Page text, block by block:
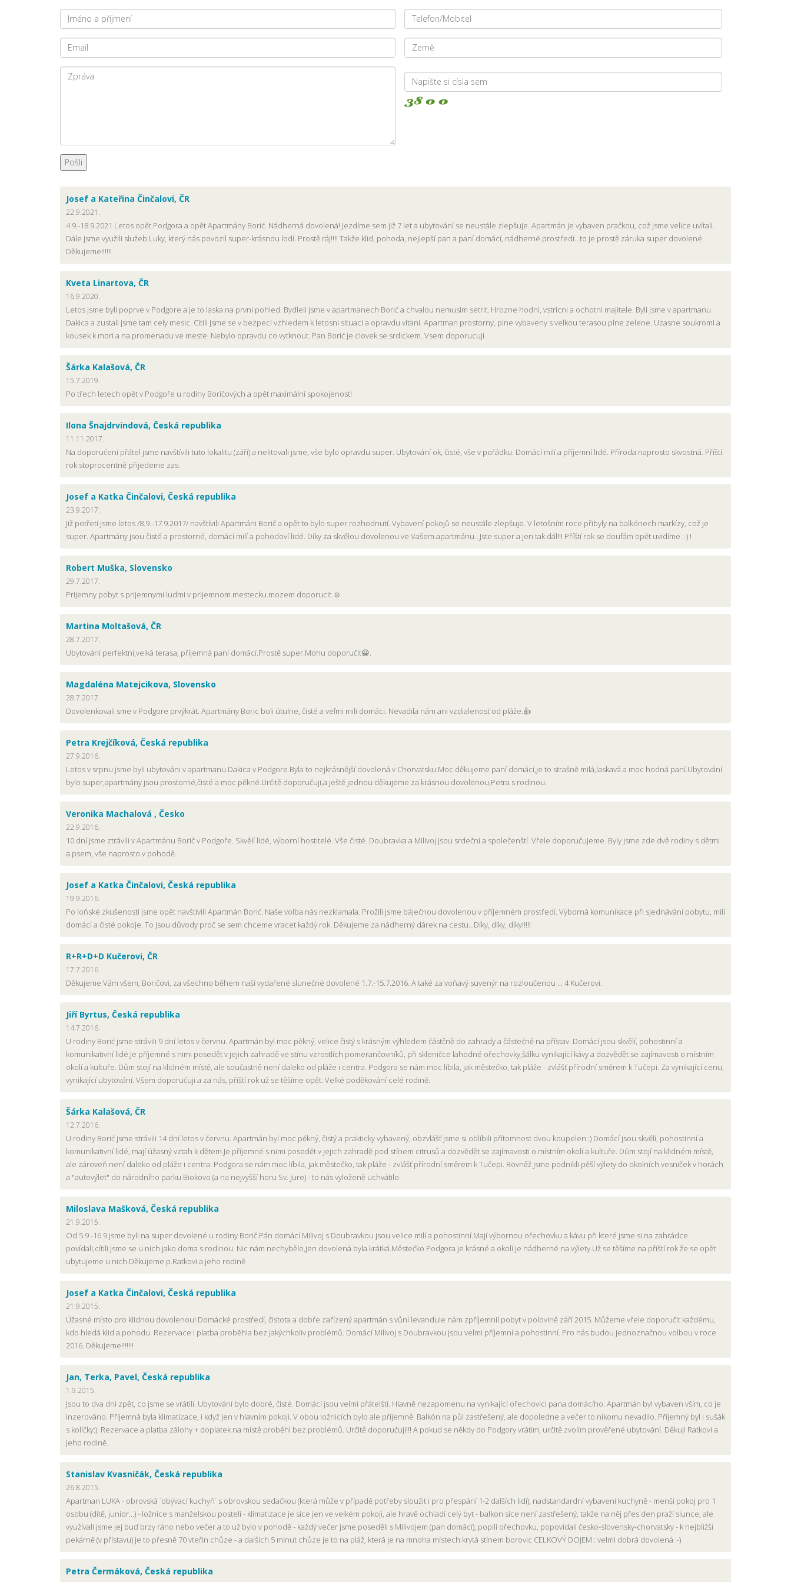
Pošli
Josef a Kateřina Činčalovi, ČR
22.9.2021.
4.9.-18.9.2021 Letos opět Podgora a opět Apartmány Borić. Nádherná dovolená! Jezdíme sem již 7 let a ubytování se neustále zlepšuje. Apartmán je vybaven pračkou, což jsme velice uvítali.
Dále jsme využili služeb Luky, který nás povozil super-krásnou lodí. Prostě ráj!!!! Takže klid, pohoda, nejlepší pan a paní domácí, nádherné prostředí...to je prostě záruka super dovolené.
Děkujeme!!!!!!
Kveta Linartova, ČR
16.9.2020.
Letos jsme byli poprve v Podgore a je to laska na prvni pohled. Bydleli jsme v apartmanech Borić a chvalou nemusim setrit. Hrozne hodni, vstricni a ochotni majitele. Byli jsme v apartmanu
Dakica a zustali jsme tam cely mesic. Citili jsme se v bezpeci vzhledem k letosni situaci a opravdu vitani. Apartman prostorny, plne vybaveny s velkou terasou plne zelene. Uzasne soukromi a
kousek k mori a na promenadu ve meste. Nebylo opravdu co vytknout. Pan Borić je clovek se srdickem. Vsem doporucuji
Šárka Kalašová, ČR
15.7.2019.
Po třech letech opět v Podgoře u rodiny Boričových a opět maximální spokojenost!
Ilona Šnajdrvindová, Česká republika
11.11.2017.
Na doporučení přátel jsme navštívili tuto lokalitu (září) a nelitovali jsme, vše bylo opravdu super. Ubytování ok, čisté, vše v pořádku. Domácí milí a příjemní lidé. Příroda naprosto skvostná. Příští
rok stoprocentně přijedeme zas.
Josef a Katka Činčalovi, Česká republika
23.9.2017.
Již potřetí jsme letos /8.9.-17.9.2017/ navštívili Apartmáni Borič a opět to bylo super rozhodnutí. Vybavení pokojů se neustále zlepšuje. V letošním roce přibyly na balkónech markízy, což je
super. Apartmány jsou čisté a prostorné, domácí milí a pohodoví lidé. Díky za skvělou dovolenou ve Vašem apartmánu...Jste super a jen tak dál!!! Příští rok se doufám opět uvidíme :-) !
Robert Muška, Slovensko
29.7.2017.
Prijemny pobyt s prijemnymi ludmi v prijemnom mestecku.mozem doporucit.☺
Martina Moltašová, ČR
28.7.2017.
Ubytování perfektní,velká terasa, příjemná paní domácí.Prostě super.Mohu doporučit😀.
Magdaléna Matejcikova, Slovensko
28.7.2017.
Dovolenkovali sme v Podgore prvýkrát. Apartmány Boric boli útulne, čisté a veľmi mili domáci. Nevadila nám ani vzdialenosť od pláže.👍
Petra Krejčíková, Česká republika
27.9.2016.
Letos v srpnu jsme byli ubytováni v apartmanu Dakica v Podgore.Byla to nejkrásnější dovolená v Chorvatsku.Moc děkujeme paní domácí,je to strašně milá,laskavá a moc hodná paní.Ubytování
bylo super,apartmány jsou prostorné,čisté a moc pěkné.Určitě doporučuji,a ještě jednou děkujeme za krásnou dovolenou,Petra s rodinou.
Veronika Machalová , Česko
22.9.2016.
10 dní jsme ztrávili v Apartmánu Borič v Podgoře. Skvělí lidé, výborní hostitelé. Vše čisté. Doubravka a Milivoj jsou srdeční a společenští. Vřele doporučujeme. Byly jsme zde dvě rodiny s dětmi
a psem, vše naprosto v pohodě.
Josef a Katka Činčalovi, Česká republika
19.9.2016.
Po loňské zkušenosti jsme opět navštívili Apartmán Borić. Naše volba nás nezklamala. Prožili jsme báječnou dovolenou v příjemném prostředí. Výborná komunikace při sjednávání pobytu, milí
domácí a čisté pokoje. To jsou důvody proč se sem chceme vracet každý rok. Děkujeme za nádherný dárek na cestu...Díky, díky, díky!!!!!
R+R+D+D Kučerovi, ČR
17.7.2016.
Děkujeme Vám všem, Boričovi, za všechno během naší vydařené slunečné dovolené 1.7.-15.7.2016. A také za voňavý suvenýr na rozloučenou ... 4 Kučerovi.
Jiří Byrtus, Česká republika
14.7.2016.
U rodiny Borić jsme strávili 9 dní letos v červnu. Apartmán byl moc pěkný, velice čistý s krásným výhledem částčně do zahrady a částečně na přístav. Domácí jsou skvělí, pohostinní a
komunikativní lidé.Je příjemné s nimi posedět v jejich zahradě ve stínu vzrostlích pomerančovníků, při skleničce lahodné ořechovky,šálku vynikající kávy a dozvědět se zajímavosti o místním
okolí a kultuře. Dům stojí na klidném místě, ale součastně není daleko od pláže i centra. Podgora se nám moc líbila, jak městečko, tak pláže - zvlášť přírodní směrem k Tučepi. Za vynikající cenu,
vynikající ubytování. Všem doporučuji a za nás, příští rok už se těšíme opět. Velké poděkování celé rodině.
Šárka Kalašová, ČR
12.7.2016.
U rodiny Borić jsme strávili 14 dní letos v červnu. Apartmán byl moc pěkný, čistý a prakticky vybavený, obzvlášť jsme si oblíbili přítomnost dvou koupelen :) Domácí jsou skvělí, pohostinní a
komunikativní lidé, mají úžasný vztah k dětem.Je příjemné s nimi posedět v jejich zahradě pod stínem citrusů a dozvědět se zajímavosti o místním okolí a kultuře. Dům stojí na klidném místě,
ale zároveň není daleko od pláže i centra. Podgora se nám moc líbila, jak městečko, tak pláže - zvlášť přírodní směrem k Tučepi. Rovněž jsme podnikli pěší výlety do okolních vesniček v horách
a "autovýlet" do národního parku Biokovo (a na nejvyšší horu Sv. Jure) - to nás vyloženě uchvátilo.
Miloslava Mašková, Česká republika
21.9.2015.
Od 5.9 -16.9 jsme byli na super dovolené u rodiny Borič.Pán domácí Milivoj s Doubravkou jsou velice milí a pohostinní.Mají výbornou ořechovku a kávu při které jsme si na zahrádce
povídali,cítili jsme se u nich jako doma s rodinou. Nic nám nechybělo,jen dovolená byla krátká.Městečko Podgora je krásné a okolí je nádherné na výlety.Už se těšíme na příští rok že se opět
ubytujeme u nich.Děkujeme p.Ratkovi a jeho rodině
Josef a Katka Činčalovi, Česká republika
21.9.2015.
Úžasné místo pro klidnou dovolenou! Domácké prostředí, čistota a dobře zařízený apartmán s vůní levandule nám zpříjemnil pobyt v polovině září 2015. Můžeme vřele doporučit každému,
kdo hledá klid a pohodu. Rezervace i platba proběhla bez jakýchkoliv problémů. Domácí Milivoj s Doubravkou jsou velmi příjemní a pohostinní. Pro nás budou jednoznačnou volbou v roce
2016. Děkujeme!!!!!!!
Jan, Terka, Pavel, Česká republika
1.9.2015.
Jsou to dva dni zpět, co jsme se vrátili. Ubytování bylo dobré, čisté. Domácí jsou velmi přátelští. Hlavně nezapomenu na vynikající ořechovici pana domácího. Apartmán byl vybaven vším, co je
inzerováno. Příjemná byla klimatizace, i když jen v hlavním pokoji. V obou ložnicích bylo ale příjemně. Balkón na půl zastřešený, ale dopoledne a večer to nikomu nevadilo. Příjemný byl i sušák
s kolíčky:). Rezervace a platba zálohy + doplatek na místě proběhl bez problémů. Určitě doporučuji!!! A pokud se někdy do Podgory vrátím, určitě zvolím prověřené ubytování. Děkuji Ratkovi a
jeho rodině.
Stanislav Kvasničák, Česká republika
26.8.2015.
Apartman LUKA - obrovská ´obývací kuchyň´ s obrovskou sedačkou (která může v případě potřeby sloužit i pro přespání 1-2 dalších lidí), nadstandardní vybavení kuchyně - menší pokoj pro 1
osobu (dítě, junior...) - ložnice s manželskou postelí - klimatizace je sice jen ve velkém pokoji, ale hravě ochladí celý byt - balkon sice není zastřešený, takže na něj přes den praží slunce, ale
využívali jsme jej buď brzy ráno nebo večer a to už bylo v pohodě - každý večer jsme poseděli s Milivojem (pan domácí), popili ořechovku, popovídali česko-slovensky-chorvatsky - k nejbližší
pekárně (v přístavu) je to přesně 70 vteřin chůze - a dalších 5 minut chůze je to na pláž, která je na mnoha místech krytá stínem borovic CELKOVÝ DOJEM : velmi dobrá dovolená :-)
Petra Čermáková, Česká republika